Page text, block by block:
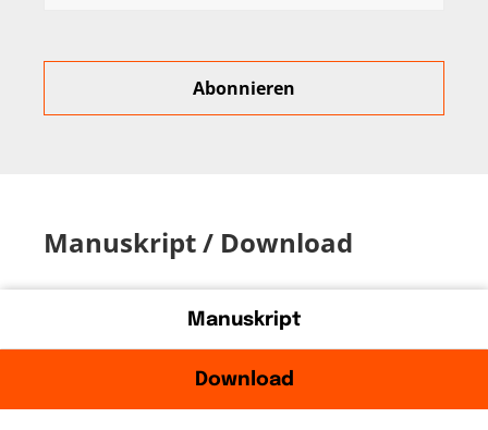
Manuskript / Download
Manuskript
Download